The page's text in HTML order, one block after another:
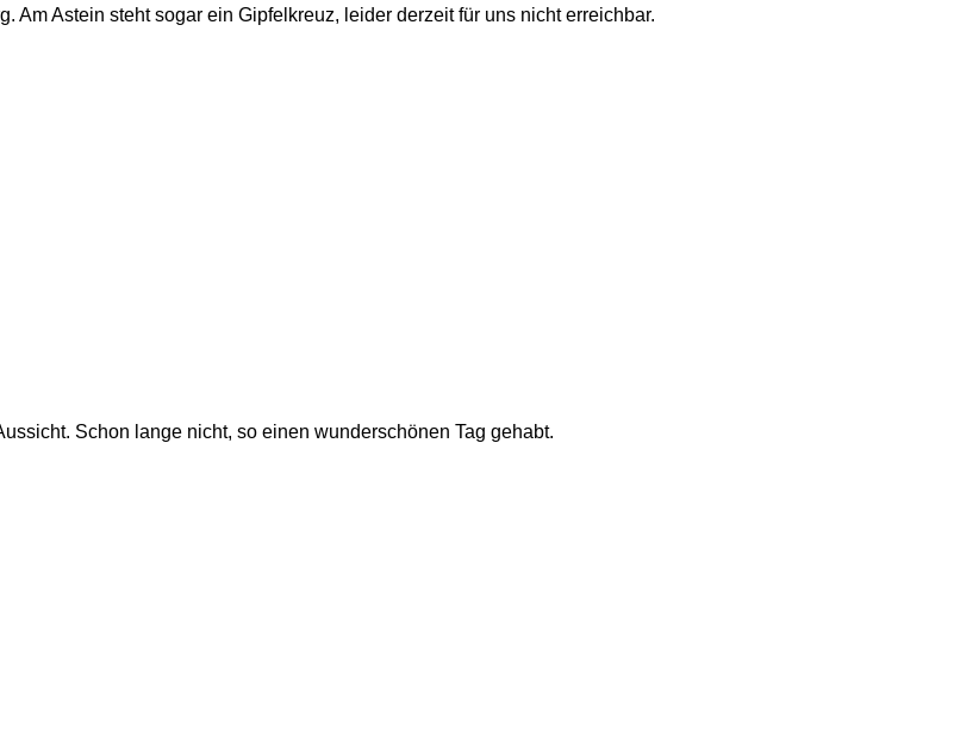
Am Astein steht sogar ein Gipfelkreuz, leider derzeit für uns nicht erreichbar.
Schon lange nicht, so einen wunderschönen Tag gehabt.